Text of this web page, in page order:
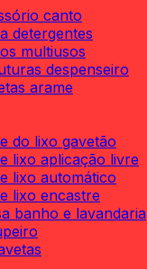
canto
detergentes
multiusos
despenseiro
arame
do lixo gavetão
lixo aplicação livre
lixo automático
lixo encastre
banho e lavandaria